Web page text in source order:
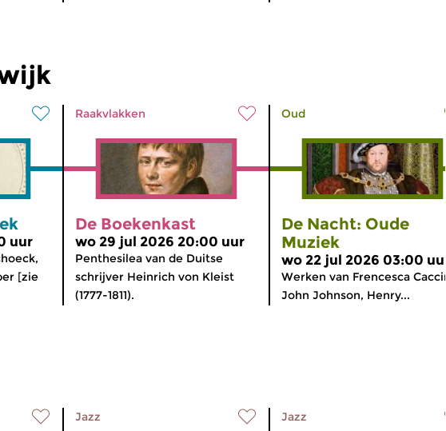
uur
[zie
Raakvlakken
De Boekenkast
wo 29 jul 2026 20:00 uur
Penthesilea van de Duitse
schrijver Heinrich von Kleist
(1777-1811).
Oud
De Nacht: Oude
Muziek
wo 22 jul 2026 03:00
Werken van Frencesca
John Johnson, Henry...
Jazz Jazz